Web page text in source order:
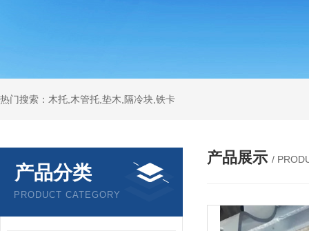
热门搜索：木托,木管托,垫木,隔冷块,铁卡
产品分类
PRODUCT CATEGORY
产品展示 /